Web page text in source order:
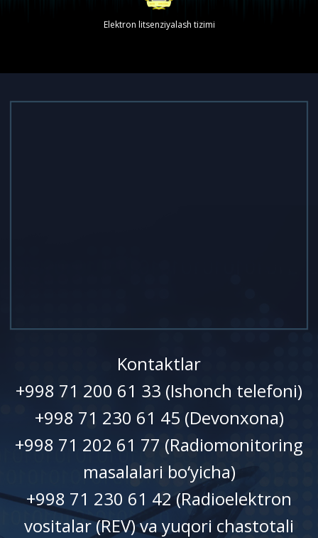
Elektron litsenziyalash tizimi
Kontaktlar
+998 71 200 61 33 (Ishonch telefoni)
+998 71 230 61 45 (Devonxonа)
+998 71 202 61 77 (Radiomonitoring
masalalari bo‘yicha)
+998 71 230 61 42 (Radioelektron
vositalar (REV) va yuqori chastotali